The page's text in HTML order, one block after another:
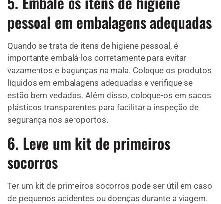
pessoal em embalagens adequadas
Quando se trata de itens de higiene pessoal, é
importante embalá-los corretamente para evitar
vazamentos e bagunças na mala. Coloque os produtos
líquidos em embalagens adequadas e verifique se
estão bem vedados. Além disso, coloque-os em sacos
plásticos transparentes para facilitar a inspeção de
segurança nos aeroportos.
6. Leve um kit de primeiros
socorros
Ter um kit de primeiros socorros pode ser útil em caso
de pequenos acidentes ou doenças durante a viagem.